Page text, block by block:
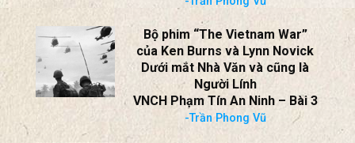
Bộ phim “The Vietnam War”
của Ken Burns và Lynn Novick
Dưới mắt Nhà Văn và cũng là
Người Lính
VNCH Phạm Tín An Ninh – Bài 3
-Trần Phong Vũ